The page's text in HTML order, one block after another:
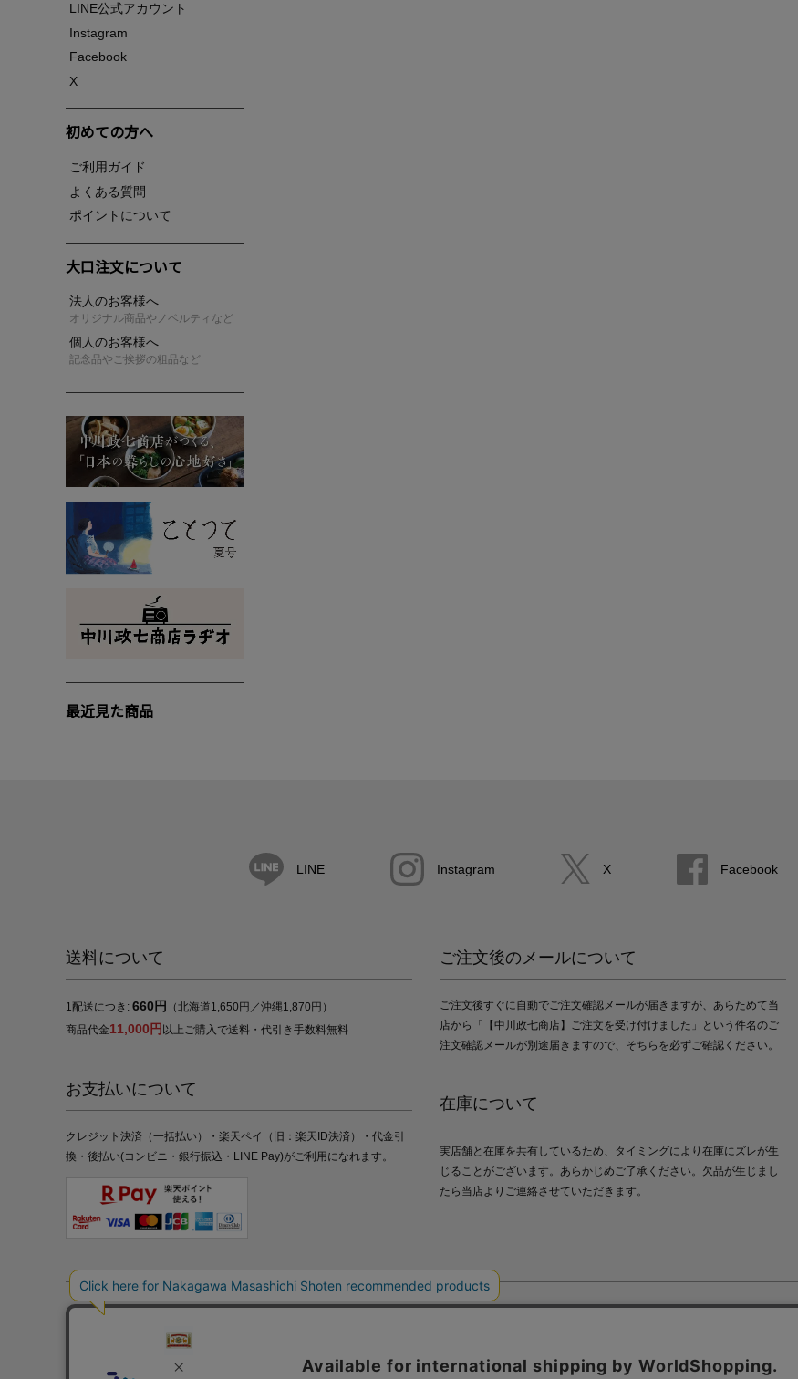
LINE公式アカウント
Instagram
Facebook
X
初めての方へ
ご利用ガイド
よくある質問
ポイントについて
大口注文について
法人のお客様へ
オリジナル商品やノベルティなど
個人のお客様へ
記念品やご挨拶の粗品など
最近見た商品
LINE Instagram X Facebook
送料について
1配送につき: 660円
（北海道1,650円／沖縄1,870円）
商品代金11,000円 以上ご購入で送料・代引き手数料無料
お支払いについて
クレジット決済（一括払い）・楽天ペイ（旧：楽天ID決済）・代金引
換・後払い(コンビニ・銀行振込・LINE Pay)がご利用になれます。
ご注文後のメールについて
ご注文後すぐに自動でご注文確認メールが届きますが、あらためて当
店から「【中川政七商店】ご注文を受け付けました」という件名のご
注文確認メールが別途届きますので、そちらを必ずご確認ください。
在庫について
実店舗と在庫を共有しているため、タイミングにより在庫にズレが生
じることがございます。あらかじめご了承ください。欠品が生じまし
たら当店よりご連絡させていただきます。
プライバシーポリシー